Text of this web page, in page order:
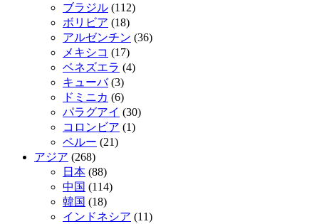
ブラジル (112)
ボリビア (18)
アルゼンチン (36)
メキシコ (17)
ベネズエラ (4)
キューバ(3)
ドミニカ (6)
パラグアイ (30)
コロンビア (1)
ペルー (21)
アジア (268)
日本 (88)
中国 (114)
韓国 (18)
インドネシア (11)